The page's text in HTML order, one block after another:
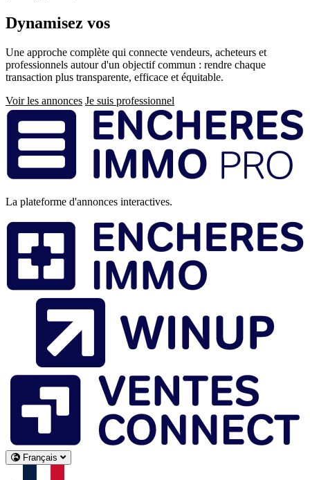
Dynamisez vos
Une approche complète qui connecte vendeurs, acheteurs et
professionnels autour d'un objectif commun : rendre chaque
transaction plus transparente, efficace et équitable.
Voir les annonces Je suis professionnel
Pied
de
page
La plateforme d'annonces interactives.
Français